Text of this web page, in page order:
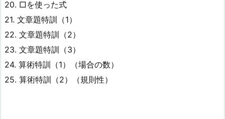
20. □を使った式
21. 文章題特訓（1）
22. 文章題特訓（2）
23. 文章題特訓（3）
24. 算術特訓（1）（場合の数）
25. 算術特訓（2）（規則性）